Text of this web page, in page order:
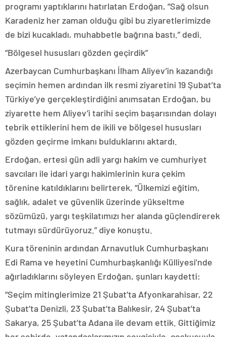
programı yaptıklarını hatırlatan Erdoğan, “Sağ olsun
Karadeniz her zaman olduğu gibi bu ziyaretlerimizde
de bizi kucakladı, muhabbetle bağrına bastı.” dedi.
“Bölgesel hususları gözden geçirdik”
Azerbaycan Cumhurbaşkanı İlham Aliyev’in kazandığı
seçimin hemen ardından ilk resmi ziyaretini 19 Şubat’ta
Türkiye’ye gerçekleştirdiğini anımsatan Erdoğan, bu
ziyarette hem Aliyev’i tarihi seçim başarısından dolayı
tebrik ettiklerini hem de ikili ve bölgesel hususları
gözden geçirme imkanı bulduklarını aktardı.
Erdoğan, ertesi gün adli yargı hakim ve cumhuriyet
savcıları ile idari yargı hakimlerinin kura çekim
törenine katıldıklarını belirterek, “Ülkemizi eğitim,
sağlık, adalet ve güvenlik üzerinde yükseltme
sözümüzü, yargı teşkilatımızı her alanda güçlendirerek
tutmayı sürdürüyoruz.” diye konuştu.
Kura töreninin ardından Arnavutluk Cumhurbaşkanı
Edi Rama ve heyetini Cumhurbaşkanlığı Külliyesi’nde
ağırladıklarını söyleyen Erdoğan, şunları kaydetti:
“Seçim mitinglerimize 21 Şubat’ta Afyonkarahisar, 22
Şubat’ta Denizli, 23 Şubat’ta Balıkesir, 24 Şubat’ta
Sakarya, 25 Şubat’ta Adana ile devam ettik. Gittiğimiz